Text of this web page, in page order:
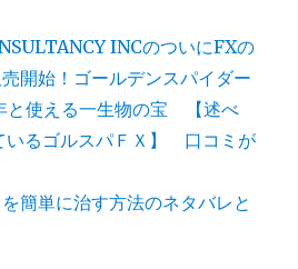
INCのついにFXの
開始！ゴールデンスパイダー
使える一生物の宝 【述べ
いるゴルスパＦＸ】 口コミが
を簡単に治す方法のネタバレと